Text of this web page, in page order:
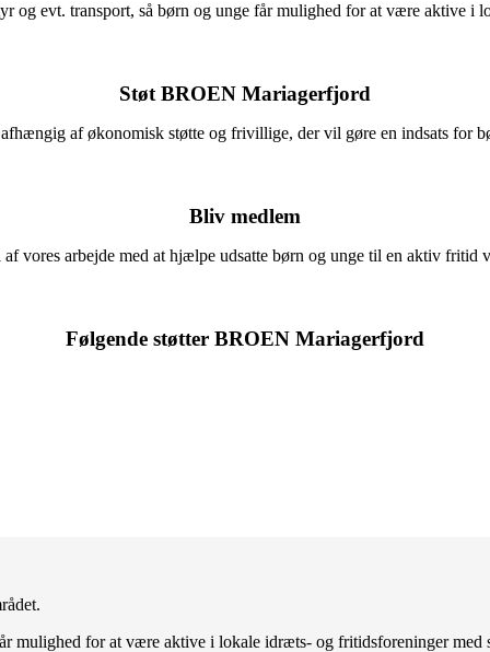
og evt. transport, så børn og unge får mulighed for at være aktive i
Støt BROEN Mariagerfjord
af økonomisk støtte og frivillige, der vil gøre en indsats for
Bliv medlem
vores arbejde med at hjælpe udsatte børn og unge til en aktiv fritid
Følgende støtter BROEN Mariagerfjord
mulighed for at være aktive i lokale idræts- og fritidsforeninger med